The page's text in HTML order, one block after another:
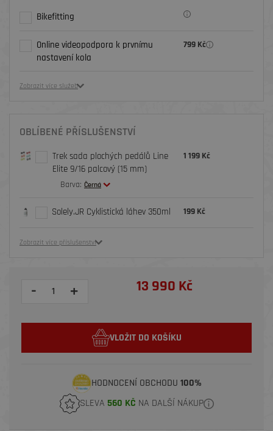
Bikefitting
Online videopodpora k prvnímu
nastavení kola
799 Kč
Zobrazit více služeb
OBLÍBENÉ PŘÍSLUŠENSTVÍ
Trek sada plochých pedálů Line
Elite 9/16 palcový (15 mm)
Barva: Černá
1 199 Kč
Solely.JR Cyklistická láhev 350ml 199 Kč
Zobrazit více příslušenství
- + 13 990 Kč
VLOŽIT DO KOŠÍKU
HODNOCENÍ OBCHODU 100%
SLEVA 560 KČ NA DALŠÍ NÁKUP